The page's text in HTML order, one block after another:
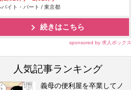
バイト・パート / 東京都
続きはこちら
sponsored by 求人ボックス
人気記事ランキング
義母の便利屋を卒業してノ